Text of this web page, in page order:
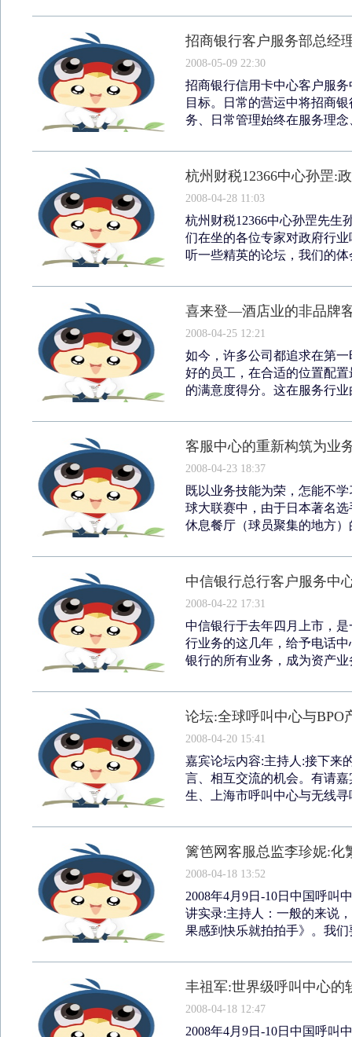
招商银行客户服务部总经
2008-05-09 22:30
招商银行信用卡中心客户服
目标。日常的营运中将招商
务、日常管理始终在服务理
杭州财税12366中心孙罡:
2008-04-28 11:03
杭州财税12366中心孙罡先生
们在坐的各位专家对政府行
听一些精英的论坛，我们的
喜来登—酒店业的非品牌
2008-04-25 12:21
如今，许多公司都追求在第
好的员工，在合适的位置配
的满意度得分。这在服务行
客服中心的重新构筑为业
2008-04-23 18:37
既以业务技能为荣，怎能不
球大联赛中，由于日本著名
休息餐厅（球员聚集的地方
中信银行总行客户服务中
2008-04-22 17:31
中信银行于去年四月上市，
行业务的这几年，给予电话
银行的所有业务，成为资产
论坛:全球呼叫中心与BPO
2008-04-20 15:41
嘉宾论坛内容:主持人:接下来
言、相互交流的机会。有请
生、上海市呼叫中心与无线
篱笆网客服总监李珍妮:化
2008-04-18 13:52
2008年4月9日-10日中国呼叫
讲实录:主持人：一般的来说
果感到快乐就拍拍手》。我
丰祖军:世界级呼叫中心的
2008-04-18 12:47
2008年4月9日-10日中国呼叫